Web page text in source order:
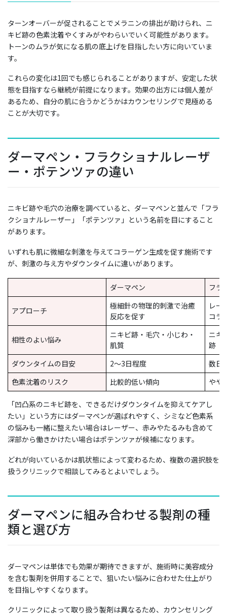
ターンオーバーが促されることでメラニンの排出が助けられ、ニ
キビ跡の色素沈着やくすみがやわらいでいく可能性があります。
トーンのムラが気になる肌の底上げを目指したい方に向いていま
す。
これらの変化は1回でも感じられることがありますが、安定した状
態を目指すなら継続が前提になります。効果の出方には個人差が
あるため、自分の肌に合うかどうかはカウンセリングで見極める
ことが大切です。
ダーマペン・フラクショナルレーザ
ー・ポテンツァの違い
ニキビ跡や毛穴の治療を調べていると、ダーマペンと並んで「フラ
クショナルレーザー」「ポテンツァ」という名前を目にすること
があります。
いずれも肌に微細な刺激を与えてコラーゲン生成を促す施術です
が、刺激の与え方やダウンタイムに違いがあります。
ダーマペン フラ
アプローチ
極細針の物理的刺激で治癒
反応を促す
レー
コラ
相性のよい悩み
ニキビ跡・毛穴・小じわ・
肌質
ニキ
跡
ダウンタイムの目安
2〜3日程度
数日
色素沈着のリスク
比較的低い傾向 やや
「凹凸系のニキビ跡を、できるだけダウンタイムを抑えてケアし
たい」という方にはダーマペンが選ばれやすく、シミなど色素系
の悩みも一緒に整えたい場合はレーザー、赤みやたるみも含めて
深部から働きかけたい場合はポテンツァが候補になります。
どれが向いているかは肌状態によって変わるため、複数の選択肢を
扱うクリニックで相談してみるとよいでしょう。
ダーマペンに組み合わせる製剤の種
類と選び方
ダーマペンは単体でも効果が期待できますが、施術時に美容成分
を含む製剤を併用することで、狙いたい悩みに合わせた仕上がり
を目指しやすくなります。
クリニックによって取り扱う製剤は異なるため、カウンセリング